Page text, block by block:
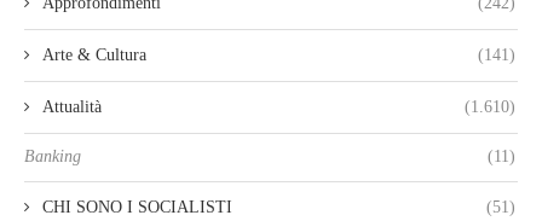
Arte & Cultura (141)
Attualità (1.610)
Banking (11)
CHI SONO I SOCIALISTI (51)